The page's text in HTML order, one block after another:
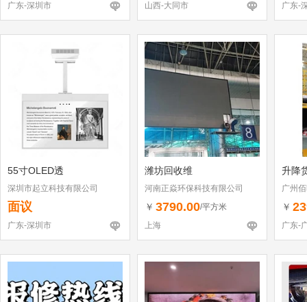
广东-深圳市
山西-大同市
广东-
55寸OLED透
深圳市起立科技有限公司
面议
广东-深圳市
潍坊回收维
河南正焱环保科技有限公司
￥ 3790.00/平方米
上海
升降
广州
￥
广东-